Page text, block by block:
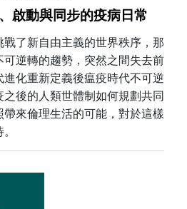
啟動與同步的疫病日常
了新自由主義的世界秩序，那
逆轉的趨勢，突然之間失去前
化重新定義後瘟疫時代不可逆
後的人類世體制如何規劃共同
來倫理生活的可能，對於這樣